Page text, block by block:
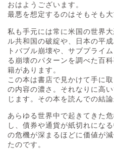
おはようございます。
最悪を想定するのはそもそも大
私も手元には常に米国の世界
ル共和国の破綻や、日本の平
トバブル崩壊や、サブプライ
る崩壊のパターンを調べた百
籍があります。
この本は書店で見かけて手に
の内容の濃さ。それなりに高
じます。その本を読んでの結
あらゆる世界中で起きてきた
し、債券や通貨が紙切れにな
の危機が深まるほどに価値が
たのです。